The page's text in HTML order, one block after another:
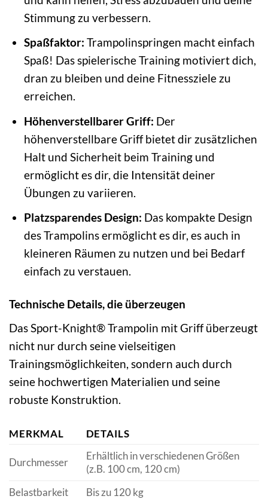
Stimmung zu verbessern.
Spaßfaktor: Trampolinspringen macht einfach
Spaß! Das spielerische Training motiviert dich,
dran zu bleiben und deine Fitnessziele zu
erreichen.
Höhenverstellbarer Griff: Der
höhenverstellbare Griff bietet dir zusätzlichen
Halt und Sicherheit beim Training und
ermöglicht es dir, die Intensität deiner
Übungen zu variieren.
Platzsparendes Design: Das kompakte Design
des Trampolins ermöglicht es dir, es auch in
kleineren Räumen zu nutzen und bei Bedarf
einfach zu verstauen.
Technische Details, die überzeugen
Das Sport-Knight® Trampolin mit Griff überzeugt
nicht nur durch seine vielseitigen
Trainingsmöglichkeiten, sondern auch durch
seine hochwertigen Materialien und seine
robuste Konstruktion.
MERKMAL DETAILS
Durchmesser
Erhältlich in verschiedenen Größen
(z.B. 100 cm, 120 cm)
Belastbarkeit
Bis zu 120 kg